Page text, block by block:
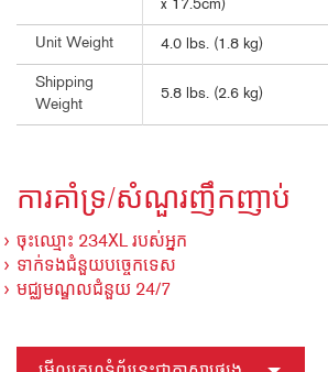
x 17.5cm)
Unit Weight 4.0 lbs. (1.8 kg)
Shipping
Weight
5.8 lbs. (2.6 kg)
ការគាំទ្រ/សំណួរញឹកញាប់
ចុះឈ្មោះ 234XL របស់អ្នក
ទាក់ទងជំនួយបច្ចេកទេស
មជ្ឈមណ្ឌលជំនួយ 24/7